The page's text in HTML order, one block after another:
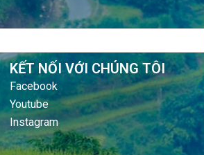
KẾT NỐI VỚI CHÚNG TÔI
Facebook
Youtube
Instagram